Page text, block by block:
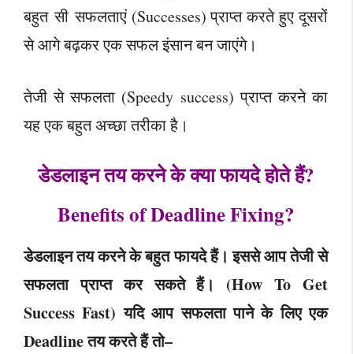
बहुत सी सफलताएं (Successes) प्राप्त करते हुए दूसरों
से आगे बढ़कर एक सफल इंसान बन जाएंगे।
तेजी से सफलता (Speedy success) प्राप्त करने का
यह एक बहुत अच्छा तरीका है।
डेडलाइन तय करने के क्या फायदे होते हैं?
Benefits of Deadline Fixing?
डेडलाइन तय करने के बहुत फायदे हैं। इससे आप तेजी से
सफलता प्राप्त कर सकते हैं। (How To Get
Success Fast) यदि आप सफलता पाने के लिए एक
Deadline तय करते हैं तो–